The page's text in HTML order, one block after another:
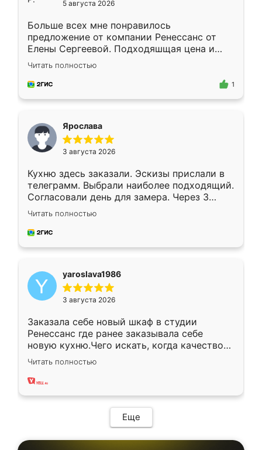
5 августа 2026
Больше всех мне понравилось
предложение от компании Ренессанс от
Елены Сергеевой. Подходяшщая цена и
короткие сроки изготовления. Приехавший
для замера сотрудник Владислав
предложил по моему эскизу самый
Читать полностью
1
Ярослава
3 августа 2026
Кухню здесь заказали. Эскизы прислали в
телеграмм. Выбрали наиболее подходящий.
Согласовали день для замера. Через 3
недели кухня была уже готова. Остались
довольны работой. Спасибо Ренессанс
мебель за качественную работу!
Читать полностью
yaroslava1986
3 августа 2026
Заказала себе новый шкаф в студии
Ренессанс где ранее заказывала себе
новую кухню.Чего искать, когда качеством
вполне довольна. Служит кухня уже почти
два года, нареканий нет.
Читать полностью
Еще